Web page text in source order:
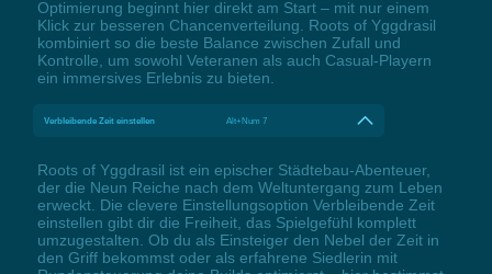
Optimierung beginnt hier direkt am Start – mit nur einem
Klick zur besseren Chancenverteilung. Roots of Yggdrasil
kombiniert so die beste Balance zwischen Zufall und
Kontrolle, um sowohl Veteranen als auch Casual-Playern
ein immersives Erlebnis zu bieten.
Verbleibende Zeit einstellen Alt+Num 7
Roots of Yggdrasil ist ein epischer Städtebau-Abenteuer,
der die Neun Reiche nach dem Weltuntergang zum Leben
erweckt. Die clevere Einstellungsoption Verbleibende Zeit
einstellen gibt dir die Freiheit, das Spielgefühl komplett
umzugestalten. Ob du als Einsteiger den Nebel der Zeit in
den Griff bekommst oder als erfahrene Siedlerin mit